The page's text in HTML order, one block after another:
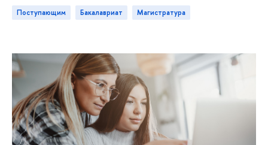
Поступающим бакалавриат магистратура